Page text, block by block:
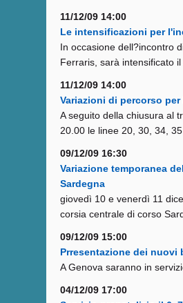
11/12/09 14:00
Le intensificazioni per
In occasione dell?incontro
Ferraris, sarà intensificato
11/12/09 14:00
Variazioni di percorso
A seguito della chiusura al
20.00 le linee 20, 30, 34,
09/12/09 16:30
Variazione temporanea
Sardegna
giovedì 10 e venerdì 11
corsia centrale di corso
09/12/09 15:00
Prresentazione dei nuovi
A Genova saranno in
04/12/09 17:00